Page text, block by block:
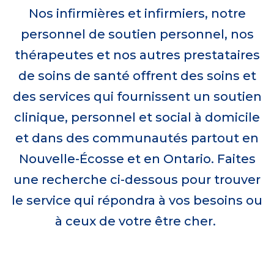
Nos infirmières et infirmiers, notre
personnel de soutien personnel, nos
thérapeutes et nos autres prestataires
de soins de santé offrent des soins et
des services qui fournissent un soutien
clinique, personnel et social à domicile
et dans des communautés partout en
Nouvelle-Écosse et en Ontario. Faites
une recherche ci-dessous pour trouver
le service qui répondra à vos besoins ou
à ceux de votre être cher.